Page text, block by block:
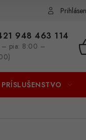
948 463 114
– pia: 8:00 –
PRÍSLUŠENSTVO